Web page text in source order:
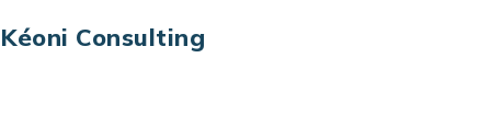
Kéoni Consulting